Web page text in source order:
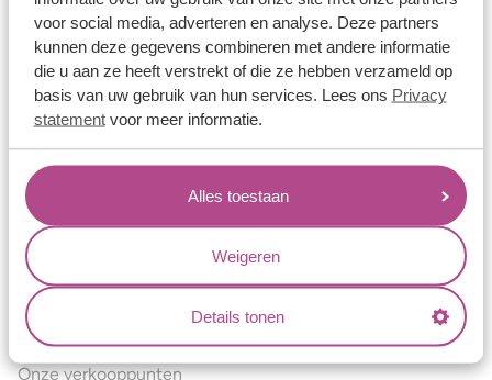
voor social media, adverteren en analyse. Deze partners
kunnen deze gegevens combineren met andere informatie
die u aan ze heeft verstrekt of die ze hebben verzameld op
basis van uw gebruik van hun services. Lees ons Privacy
statementvoor meer informatie.
Alles toestaan
Weigeren
Details tonen
Aller Spanninga
Historie
Certificaten
Blogs
Jouw voordelen
Conflictvrije Materialen
Oneindig veel mogelijkheden
Kwaliteit
Juweliers & Contact
Onze verkooppunten